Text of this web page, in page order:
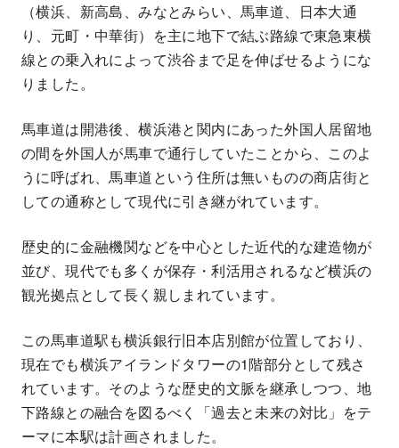
（横浜、新高島、みなとみらい、馬車道、日本大通
り、元町・中華街）を主に地下で結ぶ路線で東急東横
線との乗入れによって渋谷まで足を伸ばせるようにな
りました。
馬車道は開港後、横浜港と関内にあった外国人居留地
の間を外国人が馬車で通行していたことから、このよ
うに呼ばれ、馬車道という住所は無いものの商店街と
しての通称として現代に引き継がれています。
歴史的に金融機関などを中心とした近代的な建造物が
並び、現代でも多くが保存・利活用されるなど横浜の
観光拠点として長く親しまれています。
この馬車道駅も横浜銀行旧本店別館が位置しており、
現在でも横浜アイランドタワーの1階部分として残さ
れています。そのような歴史的文脈を継承しつつ、地
下路線との融合を図るべく「過去と未来の対比」をテ
ーマに本駅は計画されました。